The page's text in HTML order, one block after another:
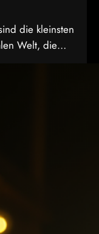
die kleinsten
Welt, die
die Bit-
die Bit-